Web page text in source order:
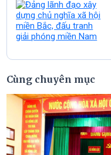
Cùng chuyên mục